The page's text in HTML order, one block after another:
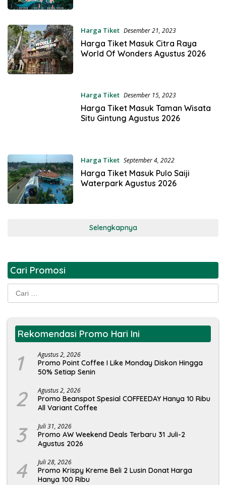
Harga Tiket Desember 21, 2023
Harga Tiket Masuk Citra Raya
World Of Wonders Agustus 2026
Harga Tiket Desember 15, 2023
Harga Tiket Masuk Taman Wisata
Situ Gintung Agustus 2026
Harga Tiket September 4, 2022
Harga Tiket Masuk Pulo Saiji
Waterpark Agustus 2026
Selengkapnya
Cari Promosi
Cari
untuk:
Rekomendasi Promo Hari Ini
1 Agustus 2, 2026
Promo Point Coffee I Like Monday Diskon Hingga
50% Setiap Senin
2 Agustus 2, 2026
Promo Beanspot Spesial COFFEEDAY Hanya 10 Ribu
All Variant Coffee
3 Juli 31, 2026
Promo AW Weekend Deals Terbaru 31 Juli-2
Agustus 2026
4 Juli 28, 2026
Promo Krispy Kreme Beli 2 Lusin Donat Harga
Hanya 100 Ribu